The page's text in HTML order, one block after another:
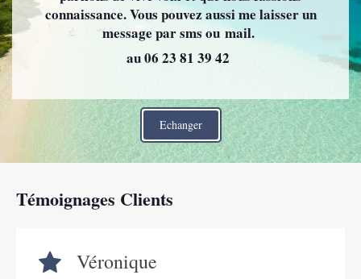
connaissance. Vous pouvez aussi me laisser un
message par sms ou mail.
au 06 23 81 39 42
Echanger
Témoignages Clients
Véronique